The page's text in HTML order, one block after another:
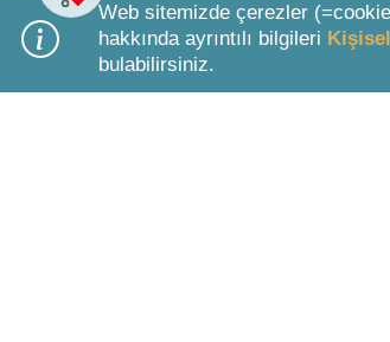
Bottom Search Toolbar Highlight
Web sitemizde çerezler
hakkında ayrıntılı bilgileri
bulabilirsiniz.